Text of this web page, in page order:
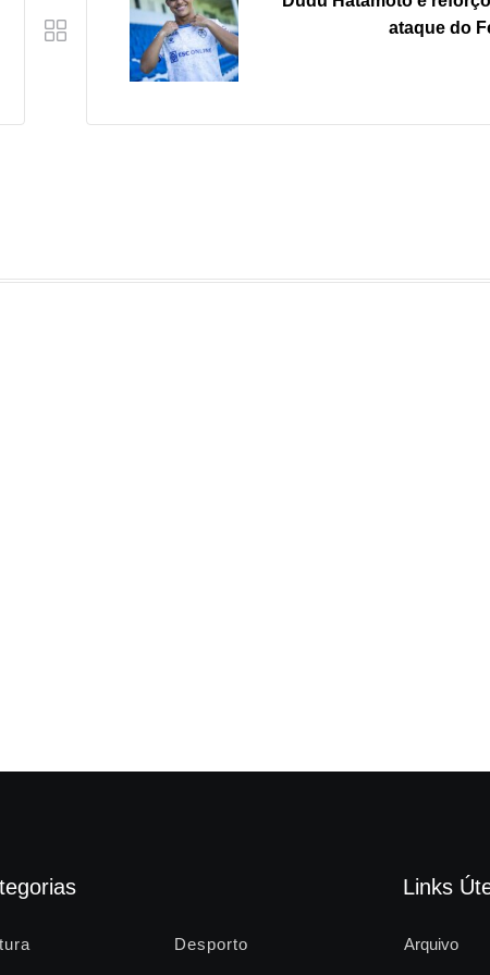
ataque do
Desporto
Links
Arquivo